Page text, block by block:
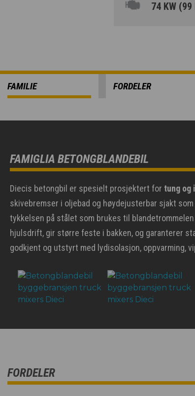
74 KW (99
FAMILIE FORDELER
FAMIGLIA BETONGBLANDEBIL
Diecis betongbil er spesielt prosjektert for tung og
skivebremser i oljebad og høydejusterbar sjakt
tykkelsen på stålet som brukes til
hjulsdrift, gir større feste i bakken, og garanterer
godkjent og utstyrt med lydisolasjon, oppvarming,
FORDELER